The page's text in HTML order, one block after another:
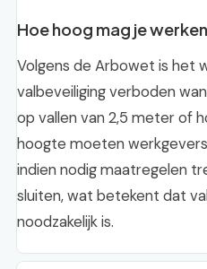
Hoe hoog mag je
Volgens de Arbowet is het
valbeveiliging verboden
op vallen van 2,5 meter of
hoogte moeten
indien nodig maatregelen
sluiten, wat betekent dat
noodzakelijk is.